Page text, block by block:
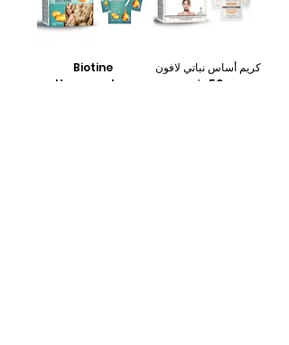
كريم أساس نباتي لافون
50 مل
Biotine
Haarmasker